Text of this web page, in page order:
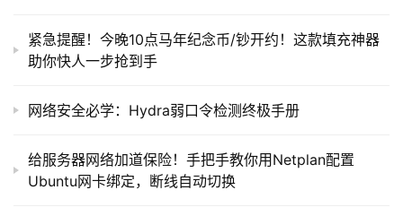
紧急提醒！今晚10点马年纪念币/钞开约！这款填充神器
助你快人一步抢到手
网络安全必学：Hydra弱口令检测终极手册
给服务器网络加道保险！手把手教你用Netplan配置
Ubuntu网卡绑定，断线自动切换